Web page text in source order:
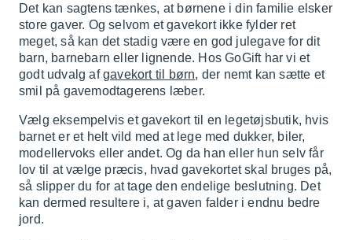
Det kan sagtens tænkes, at børnene i din familie elsker
store gaver. Og selvom et gavekort ikke fylder ret
meget, så kan det stadig være en god julegave for dit
barn, barnebarn eller lignende. Hos GoGift har vi et
godt udvalg afgavekort til børn, der nemt kan sætte et
smil på gavemodtagerens læber.
Vælg eksempelvis et gavekort til en legetøjsbutik, hvis
barnet er et helt vild med at lege med dukker, biler,
modellervoks eller andet. Og da han eller hun selv får
lov til at vælge præcis, hvad gavekortet skal bruges på,
så slipper du for at tage den endelige beslutning. Det
kan dermed resultere i, at gaven falder i endnu bedre
jord.